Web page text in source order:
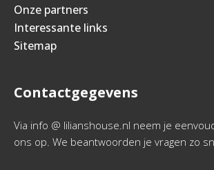
Onze partners
Interessante links
Sitemap
Contactgegevens
Via info @ lilianshouse.nl neem je
ons op. We beantwoorden je vragen zo